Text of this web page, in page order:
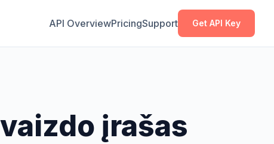
API OverviewPricingSupport Get API Key
įrašas
Kopijuoti
Kopijuoti